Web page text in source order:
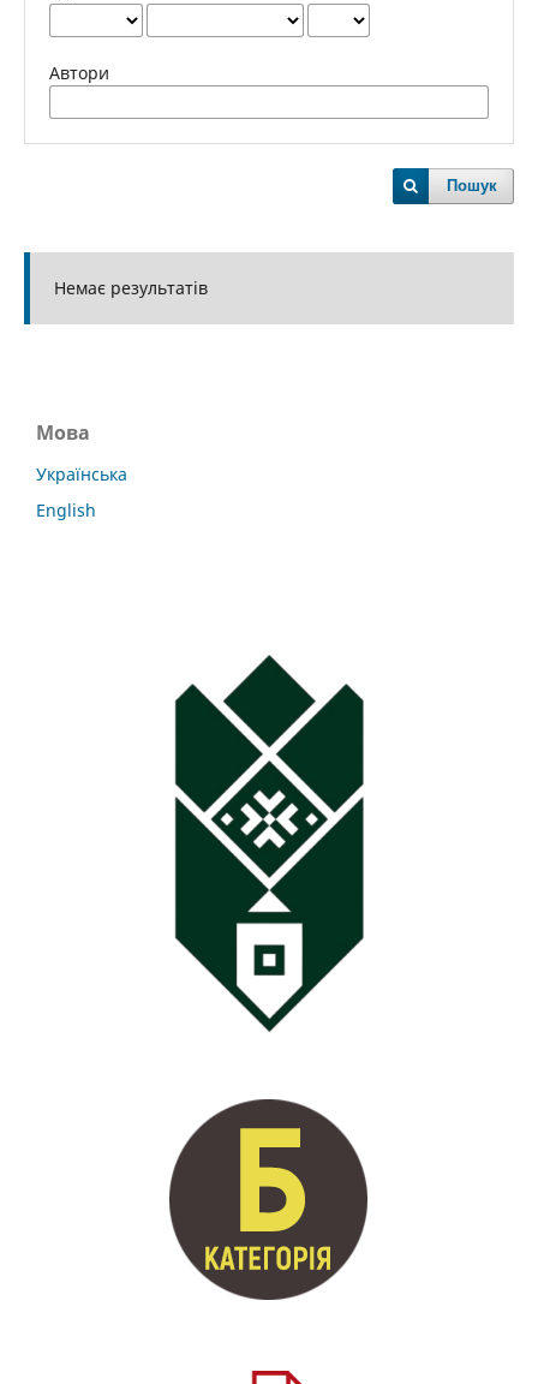
Автори
Пошук
Немає результатів
Мова
Українська
English